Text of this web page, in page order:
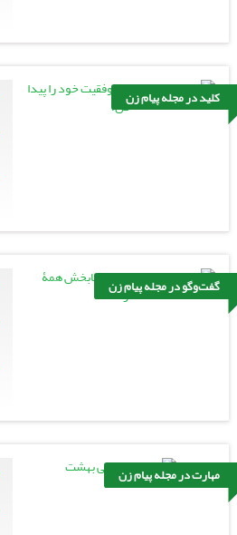
کلید در مجله پیام زن
گفت‌وگو در مجله پیام زن
مهارت در مجله پیام زن